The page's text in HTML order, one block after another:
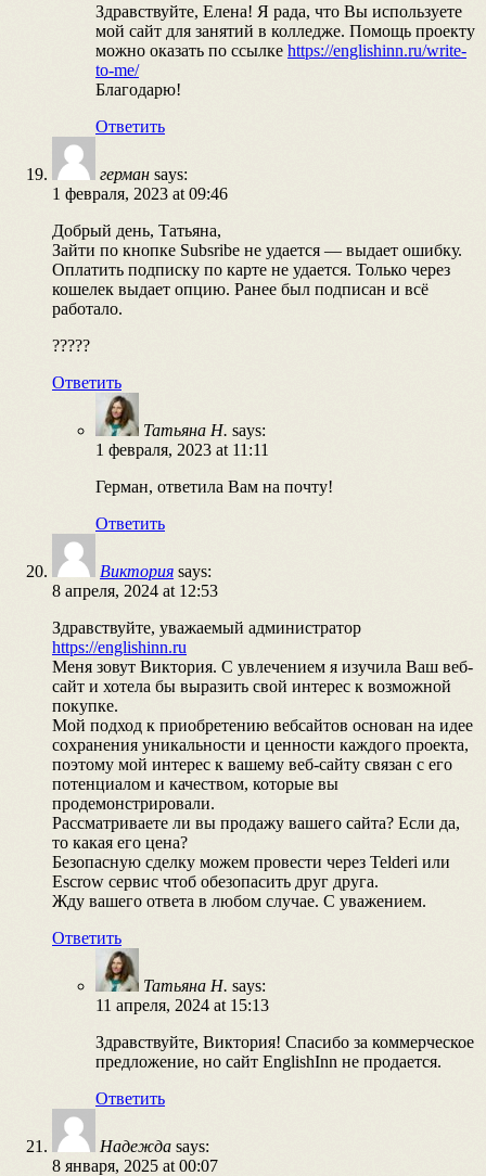
Здравствуйте, Елена! Я рада, что Вы используете
мой сайт для занятий в колледже. Помощь проекту
можно оказать по ссылке https://englishinn.ru/write-
to-me/
Благодарю!
Ответить
герман says:
1 февраля, 2023 at 09:46
Добрый день, Татьяна,
Зайти по кнопке Subsribe не удается — выдает ошибку.
Оплатить подписку по карте не удается. Только через
кошелек выдает опцию. Ранее был подписан и всё
работало.
?????
Ответить
Татьяна Н. says:
1 февраля, 2023 at 11:11
Герман, ответила Вам на почту!
Ответить
Виктория says:
8 апреля, 2024 at 12:53
Здравствуйте, уважаемый администратор
https://englishinn.ru
Меня зовут Виктория. С увлечением я изучила Ваш веб-
сайт и хотела бы выразить свой интерес к возможной
покупке.
Мой подход к приобретению вебсайтов основан на идее
сохранения уникальности и ценности каждого проекта,
поэтому мой интерес к вашему веб-сайту связан с его
потенциалом и качеством, которые вы
продемонстрировали.
Рассматриваете ли вы продажу вашего сайта? Если да,
то какая его цена?
Безопасную сделку можем провести через Telderi или
Escrow сервис чтоб обезопасить друг друга.
Жду вашего ответа в любом случае. С уважением.
Ответить
Татьяна Н. says:
11 апреля, 2024 at 15:13
Здравствуйте, Виктория! Спасибо за коммерческое
предложение, но сайт EnglishInn не продается.
Ответить
Надежда says:
8 января, 2025 at 00:07